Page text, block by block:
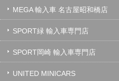
MEGA 輸入車 名古屋昭和橋店
SPORT緑 輸入車専門店
SPORT岡崎 輸入車専門店
UNITED MINICARS